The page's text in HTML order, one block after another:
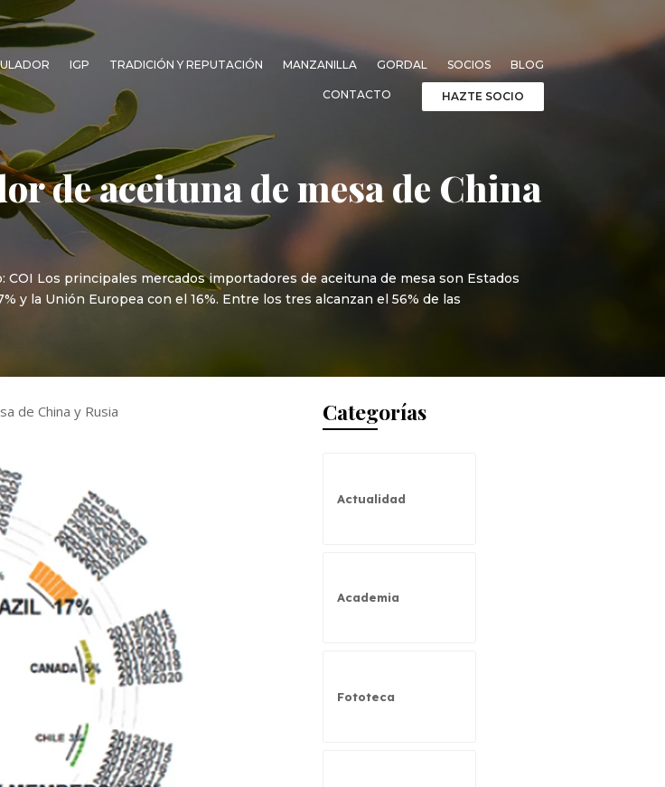
IGP TRADICIÓN Y REPUTACIÓN MANZANILLA GORDAL SOCIOS BLOG
CONTACTO HAZTE SOCIO
de aceituna de mesa de China
Los principales mercados importadores de aceituna de mesa son Estados
y la Unión Europea con el 16%. Entre los tres alcanzan el 56% de las
de China y Rusia Categorías
Actualidad
Academia
Fototeca